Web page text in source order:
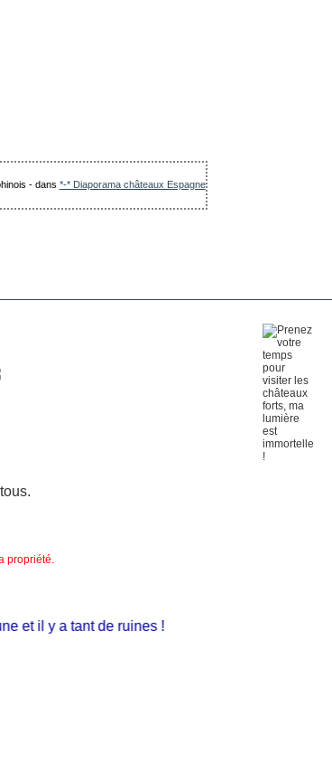
-dans *-* Diaporama châteaux Espagne
propriété.
et il y a tant de ruines !